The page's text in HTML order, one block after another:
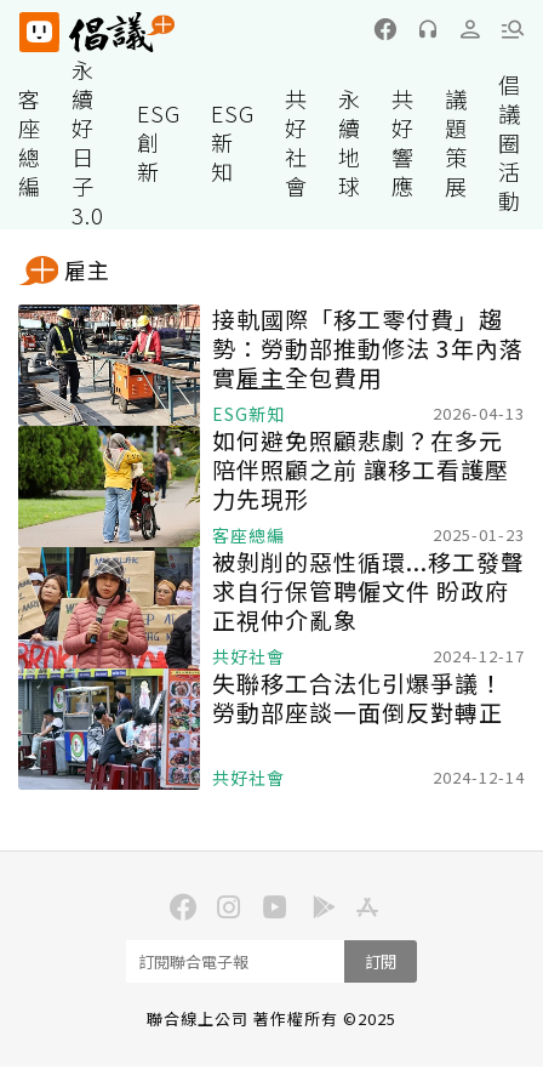
客
座
總
編
永
續
好
日
子
3.0
ESG
創
新
ESG
新
知
共
好
社
會
永
續
地
球
共
好
響
應
議
題
策
展
倡
議
圈
活
動
雇主
接軌國際「移工零付費」趨
勢：勞動部推動修法 3年內落
實雇主全包費用
ESG新知 2026-04-13
如何避免照顧悲劇？在多元
陪伴照顧之前 讓移工看護壓
力先現形
客座總編 2025-01-23
被剝削的惡性循環...移工發聲
求自行保管聘僱文件 盼政府
正視仲介亂象
共好社會 2024-12-17
失聯移工合法化引爆爭議！
勞動部座談一面倒反對轉正
共好社會 2024-12-14
訂閱
聯合線上公司 著作權所有 ©2025